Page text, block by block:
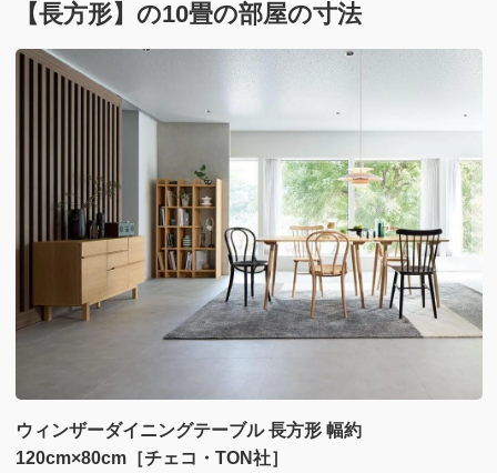
【長方形】の10畳の部屋の寸法
ウィンザーダイニングテーブル 長方形 幅約
120cm×80cm［チェコ・TON社］